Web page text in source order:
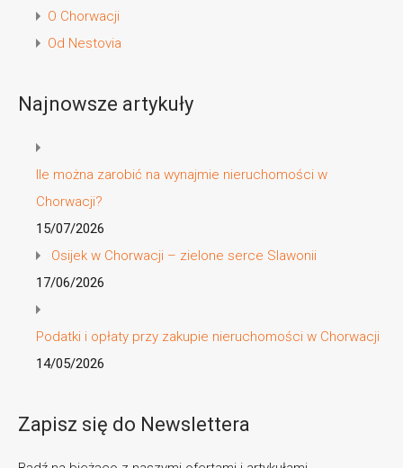
O Chorwacji
Od Nestovia
Najnowsze artykuły
Ile można zarobić na wynajmie nieruchomości w
Chorwacji?
15/07/2026
Osijek w Chorwacji – zielone serce Slawonii
17/06/2026
Podatki i opłaty przy zakupie nieruchomości w Chorwacji
14/05/2026
Zapisz się do Newslettera